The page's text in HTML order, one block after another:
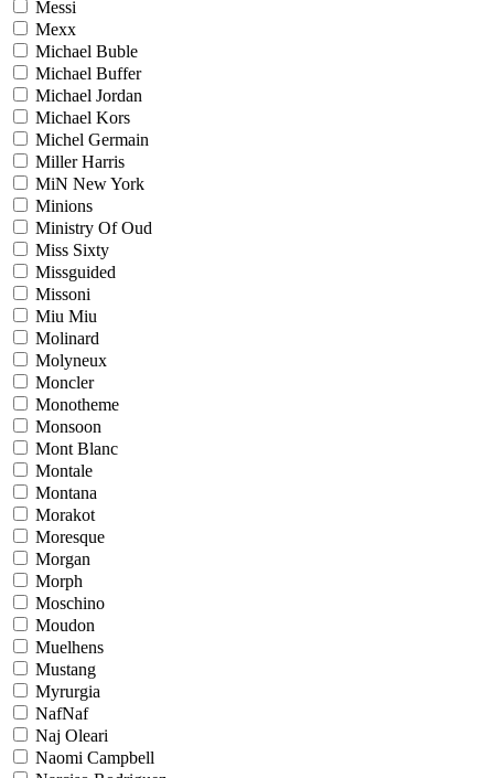
Messi
Mexx
Michael Buble
Michael Buffer
Michael Jordan
Michael Kors
Michel Germain
Miller Harris
MiN New York
Minions
Ministry Of Oud
Miss Sixty
Missguided
Missoni
Miu Miu
Molinard
Molyneux
Moncler
Monotheme
Monsoon
Mont Blanc
Montale
Montana
Morakot
Moresque
Morgan
Morph
Moschino
Moudon
Muelhens
Mustang
Myrurgia
NafNaf
Naj Oleari
Naomi Campbell